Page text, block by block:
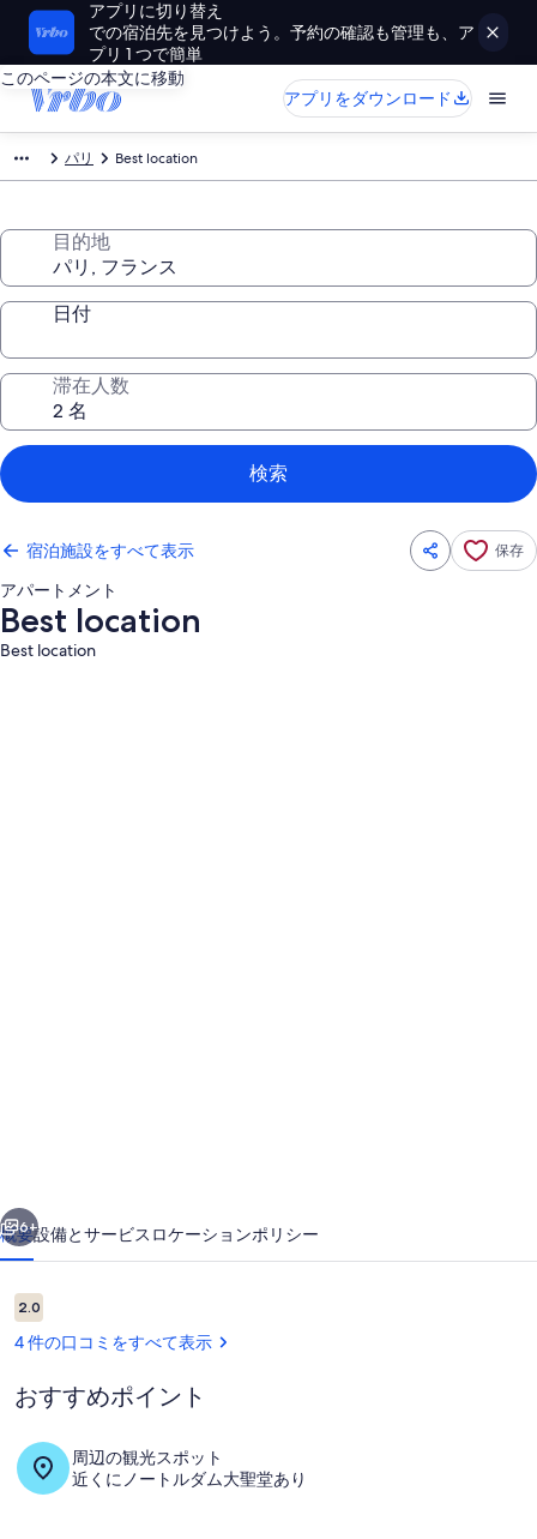
アプリに切り替え
での宿泊先を見つけよう。予約の確認も管理も、ア
プリ 1 つで簡単
このページの本文に移動
アプリをダウンロード
パリ Best location
目的地
日付
滞在人数
検索
宿泊施設をすべて表示 保存
アパートメント
Best location
Best location
ラ
リ
ー
客室
6+
概要設備とサービス ロケーションポリシー
口
コ
ミ
2.010段階中2.0
4 件の口コミをすべて表示
おすすめポイント
周辺の観光スポット
近くにノートルダム大聖堂あり